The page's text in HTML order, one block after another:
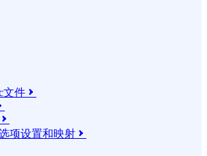
文件 

项设置和映射 